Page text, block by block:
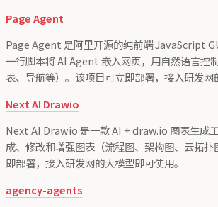
Page Agent
Page Agent 是阿里开源的纯前端 JavaScript
一行脚本将 AI Agent 嵌入网页，用自然语言控
表、导航等）。该项目可立即部署，接入研发网
Next AI Drawio
Next AI Drawio 是一款 AI + draw.io 图表生成
成、修改和增强图表（流程图、架构图、云拓
即部署，接入研发网的大模型即可使用。
agency-agents